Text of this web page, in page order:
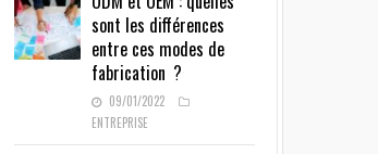
sont les différences
entre ces modes de
fabrication ?
09/01/2022
ENTREPRISE